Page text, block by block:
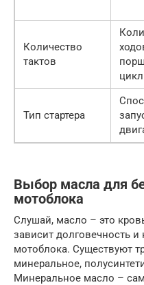
Количество
тактов
цикл
Тип стартера
Выбор масла для
мотоблока
Слушай, масло – это
зависит долговечность
мотоблока. Существуют
минеральное,
Минеральное масло –